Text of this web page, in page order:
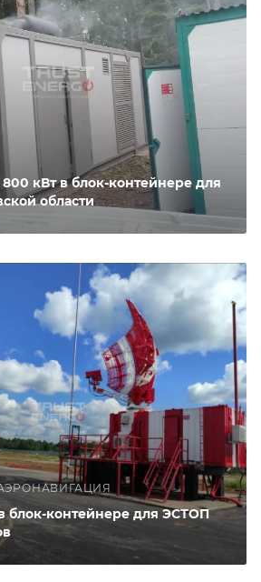
кВт в блок-контейнере для
области
блок-контейнере для ЭСТОП